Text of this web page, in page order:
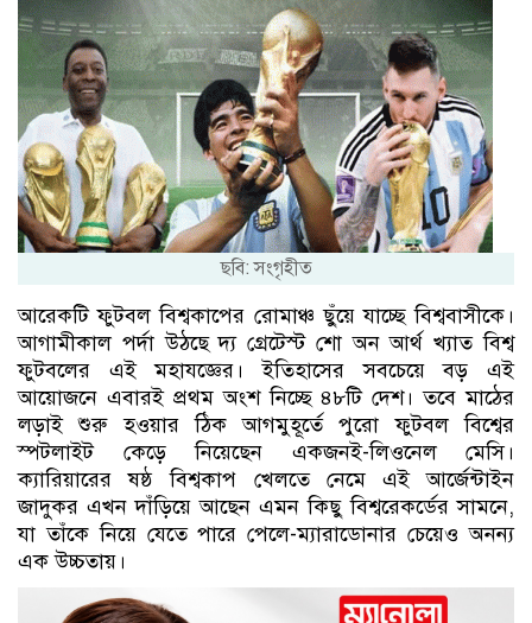
ছবি: সংগৃহীত
আরেকটি ফুটবল বিশ্বকাপের রোমাঞ্চ ছুঁয়ে যাচ্ছে বিশ্ববাসীকে।
আগামীকাল পর্দা উঠছে দ্য গ্রেটেস্ট শো অন আর্থ খ্যাত বিশ্ব
ফুটবলের এই মহাযজ্ঞের। ইতিহাসের সবচেয়ে বড় এই
আয়োজনে এবারই প্রথম অংশ নিচ্ছে ৪৮টি দেশ। তবে মাঠের
লড়াই শুরু হওয়ার ঠিক আগমুহূর্তে পুরো ফুটবল বিশ্বের
স্পটলাইট কেড়ে নিয়েছেন একজনই-লিওনেল মেসি।
ক্যারিয়ারের ষষ্ঠ বিশ্বকাপ খেলতে নেমে এই আর্জেন্টাইন
জাদুকর এখন দাঁড়িয়ে আছেন এমন কিছু বিশ্বরেকর্ডের সামনে,
যা তাঁকে নিয়ে যেতে পারে পেলে-ম্যারাডোনার চেয়েও অনন্য
এক উচ্চতায়।